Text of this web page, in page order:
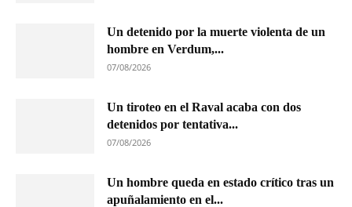
Un detenido por la muerte violenta de un
hombre en Verdum,...
07/08/2026
Un tiroteo en el Raval acaba con dos
detenidos por tentativa...
07/08/2026
Un hombre queda en estado crítico tras un
apuñalamiento en el...